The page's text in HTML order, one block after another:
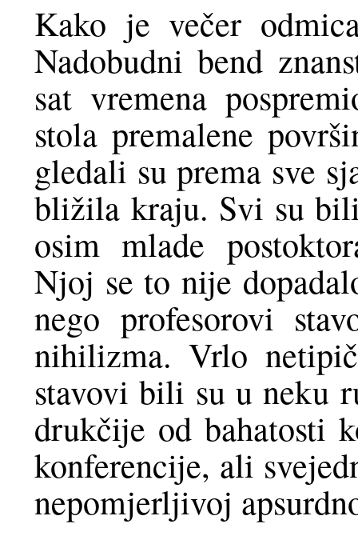
Kako je večer
Nadobudni bend
sat vremena
stola premalene
gledali su prema sve
bližila kraju. Svi su
osim mlade
Njoj se to nije
nego profesorovi
nihilizma. Vrlo
stavovi bili su u neku
drukčije od bahatosti
konferencije, ali
nepomjerljivoj